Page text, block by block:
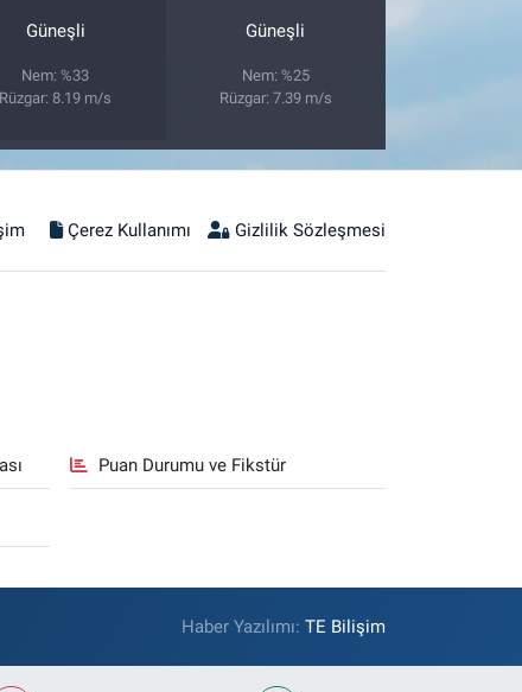
Güneşli
Nem: %33
Rüzgar: 8.19 m/s
Güneşli
Nem: %25
Rüzgar: 7.39 m/s
Çerez Kullanımı Gizlilik Sözleşmesi
Puan Durumu ve Fikstür
Haber Yazılımı:TE Bilişim